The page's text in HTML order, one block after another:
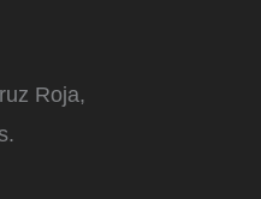
Roja,